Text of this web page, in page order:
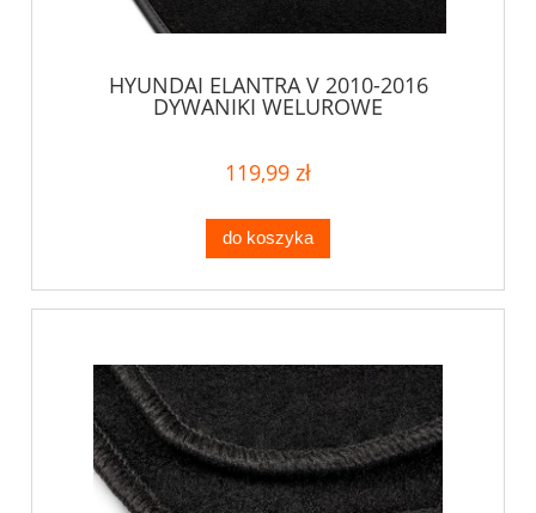
HYUNDAI ELANTRA V 2010-2016
DYWANIKI WELUROWE
119,99 zł
do koszyka